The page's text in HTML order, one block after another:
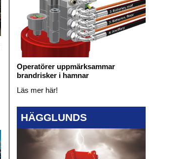
Operatörer uppmärksammar
brandrisker i hamnar
Läs mer här!
HÄGGLUNDS